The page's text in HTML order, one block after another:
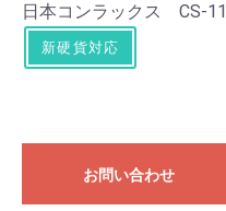
日本コンラックス CS-11
新硬貨対応
お問い合わせ